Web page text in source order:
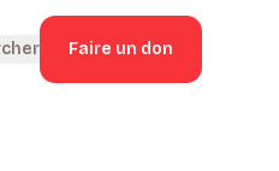
Faire un don